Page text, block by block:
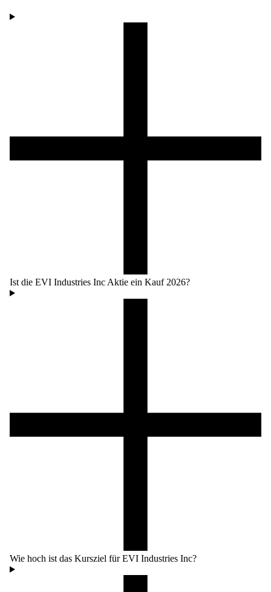
Ist die EVI Industries Inc Aktie ein Kauf 2026?
Wie hoch ist das Kursziel für EVI Industries Inc?